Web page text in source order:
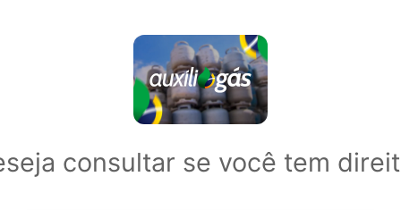
consultar se você tem